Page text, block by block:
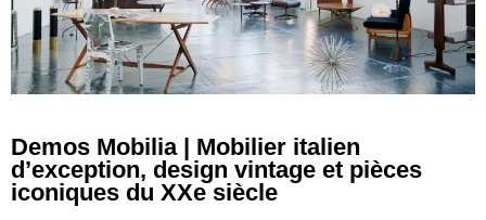
Demos Mobilia | Mobilier italien
d’exception, design vintage et pièces
iconiques du XXe siècle